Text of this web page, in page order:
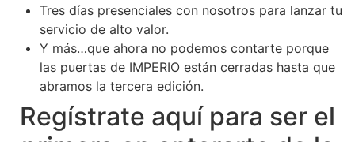
Tres días presenciales con nosotros para lanzar tu
servicio de alto valor.
Y más…que ahora no podemos contarte porque
las puertas de IMPERIO están cerradas hasta que
abramos la tercera edición.
Regístrate aquí para ser el